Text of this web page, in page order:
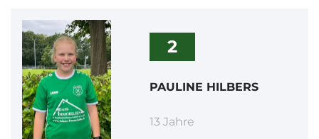
2
PAULINE HILBERS
13 Jahre